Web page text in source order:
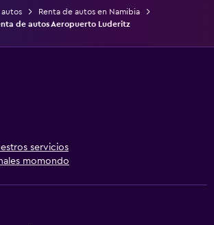
autos
Renta de autos en Namibia
de autos Aeropuerto Luderitz
servicios
momondo